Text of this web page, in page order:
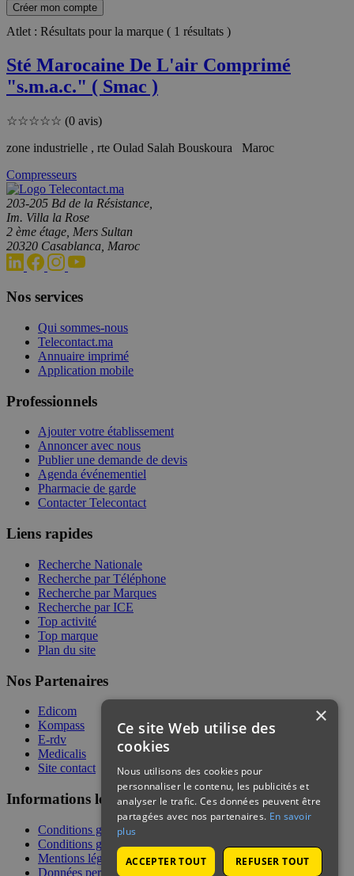
Créer mon compte
Atlet : Résultats pour la marque ( 1 résultats )
Sté Marocaine De L'air Comprimé
"s.m.a.c." ( Smac )
☆☆☆☆☆ (0 avis)
zone industrielle , rte Oulad Salah Bouskoura Maroc
Compresseurs
203-205 Bd de la Résistance,
Im. Villa la Rose
2 ème étage, Mers Sultan
20320 Casablanca, Maroc
Nos services
Qui sommes-nous
Telecontact.ma
Annuaire imprimé
Application mobile
Professionnels
Ajouter votre établissement
Annoncer avec nous
Publier une demande de devis
Agenda événementiel
Pharmacie de garde
Contacter Telecontact
Liens rapides
Recherche Nationale
Recherche par Téléphone
Recherche par Marques
Recherche par ICE
Top activité
Top marque
Plan du site
Nos Partenaires
Edicom
Kompass
E-rdv
Medicalis
Site contact
Informations légales
Conditions générales de services
Conditions générales de vente
Mentions légales
Données personnelles
×
Ce site Web utilise des
cookies
Nous utilisons des cookies pour
personnaliser le contenu, les publicités et
analyser le trafic. Ces données peuvent être
partagées avec nos partenaires. En savoir
plus
ACCEPTER TOUT REFUSER TOUT